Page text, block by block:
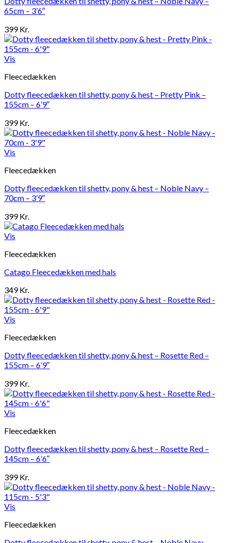
65cm – 3’6″
399Kr.
Vis
Fleecedækken
Dotty fleecedækken til shetty, pony & hest – Pretty Pink –
155cm – 6’9″
399Kr.
Vis
Fleecedækken
Dotty fleecedækken til shetty, pony & hest – Noble Navy –
70cm – 3’9″
399Kr.
Vis
Fleecedækken
Catago Fleecedækken med hals
349Kr.
Vis
Fleecedækken
Dotty fleecedækken til shetty, pony & hest – Rosette Red –
155cm – 6’9″
399Kr.
Vis
Fleecedækken
Dotty fleecedækken til shetty, pony & hest – Rosette Red –
145cm – 6’6″
399Kr.
Vis
Fleecedækken